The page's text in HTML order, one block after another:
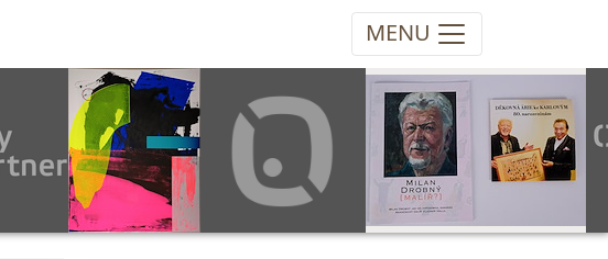
MENU